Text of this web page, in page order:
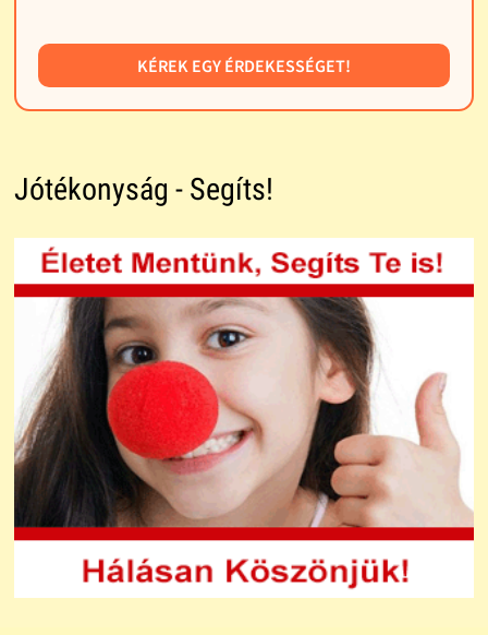
KÉREK EGY ÉRDEKESSÉGET!
Jótékonyság - Segíts!